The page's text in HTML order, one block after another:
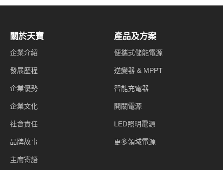
關於天寶
企業介紹
發展歷程
企業優勢
企業文化
社會責任
品牌故事
主席寄語
產品及方案
便攜式儲能電源
逆變器 & MPPT
智能充電器
開關電源
LED照明電源
更多領域電源